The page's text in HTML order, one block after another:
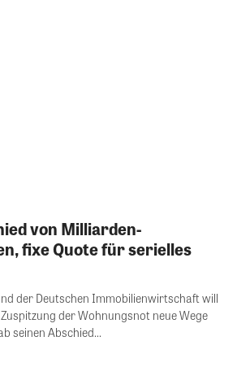
von Milliarden-
fixe Quote für serielles
der Deutschen Immobilienwirtschaft will
der Wohnungsnot neue Wege
seinen Abschied...